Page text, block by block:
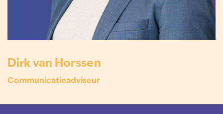
Dirk van Horssen
Communicatieadviseur